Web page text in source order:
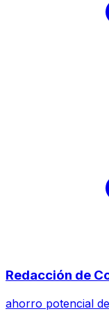
Redacción de
ahorro potencial